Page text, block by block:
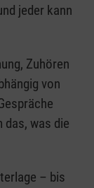
jeder kann
Zuhören
von
das, was die
– bis